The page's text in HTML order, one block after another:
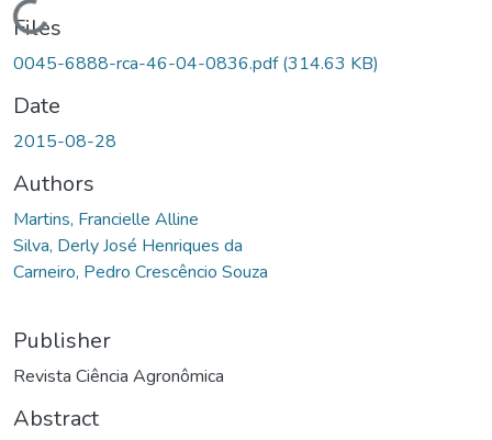
Loading...
Files
0045-6888-rca-46-04-0836.pdf(314.63 KB)
Date
2015-08-28
Authors
Martins, Francielle Alline
Silva, Derly José Henriques da
Carneiro, Pedro Crescêncio Souza
Publisher
Revista Ciência Agronômica
Abstract